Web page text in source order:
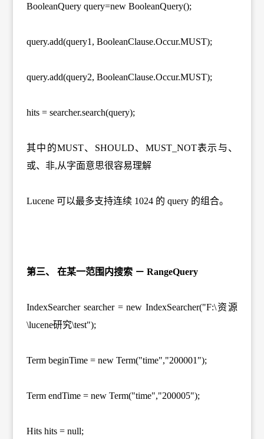
BooleanQuery query=new BooleanQuery();
query.add(query1, BooleanClause.Occur.MUST);
query.add(query2, BooleanClause.Occur.MUST);
hits = searcher.search(query);
其中的MUST、SHOULD、MUST_NOT表示与、
或、非,从字面意思很容易理解
Lucene 可以最多支持连续 1024 的 query 的组合。
第三、 在某一范围内搜索 － RangeQuery
IndexSearcher searcher = new IndexSearcher("F:\资源
\lucene研究\test");
Term beginTime = new Term("time","200001");
Term endTime = new Term("time","200005");
Hits hits = null;